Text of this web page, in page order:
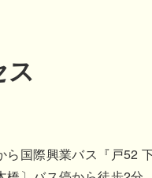
ス
ら国際興業バス『戸52